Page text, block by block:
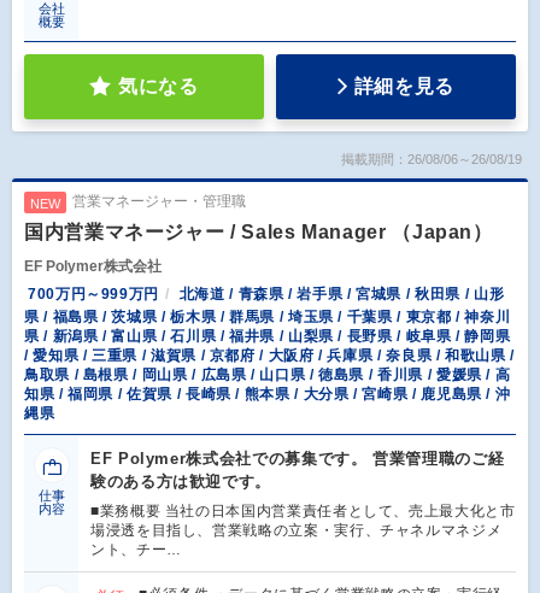
会社
概要
気になる 詳細を見る
掲載期間：26/08/06～26/08/19
NEW 営業マネージャー・管理職
国内営業マネージャー / Sales Manager （Japan）
EF Polymer株式会社
700万円～999万円
北海道 / 青森県 / 岩手県 / 宮城県 / 秋田県 / 山形
県 / 福島県 / 茨城県 / 栃木県 / 群馬県 / 埼玉県 / 千葉県 / 東京都 / 神奈川
県 / 新潟県 / 富山県 / 石川県 / 福井県 / 山梨県 / 長野県 / 岐阜県 / 静岡県
/ 愛知県 / 三重県 / 滋賀県 / 京都府 / 大阪府 / 兵庫県 / 奈良県 / 和歌山県 /
鳥取県 / 島根県 / 岡山県 / 広島県 / 山口県 / 徳島県 / 香川県 / 愛媛県 / 高
知県 / 福岡県 / 佐賀県 / 長崎県 / 熊本県 / 大分県 / 宮崎県 / 鹿児島県 / 沖
縄県
仕事
内容
EF Polymer株式会社での募集です。 営業管理職のご経
験のある方は歓迎です。
■業務概要 当社の日本国内営業責任者として、売上最大化と市
場浸透を目指し、営業戦略の立案・実行、チャネルマネジメ
ント、チー…